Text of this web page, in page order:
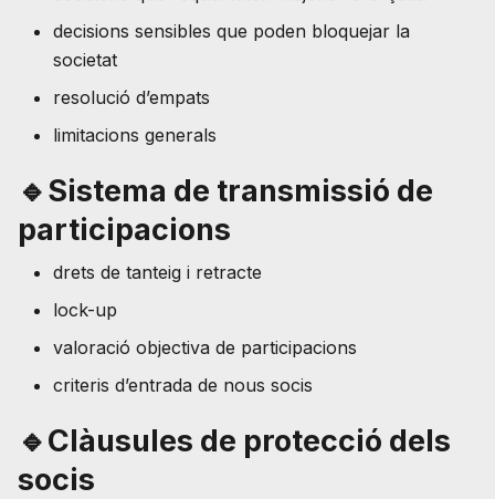
decisions sensibles que poden bloquejar la
societat
resolució d’empats
limitacions generals
🔹Sistema de transmissió de
participacions
drets de tanteig i retracte
lock-up
valoració objectiva de participacions
criteris d’entrada de nous socis
🔹Clàusules de protecció dels
socis